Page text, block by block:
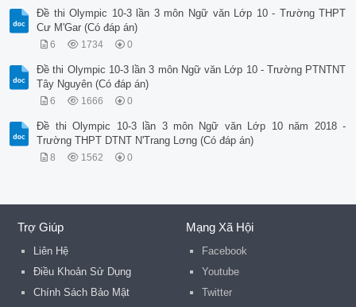
Đề thi Olympic 10-3 lần 3 môn Ngữ văn Lớp 10 - Trường THPT
Cư M'Gar (Có đáp án)
6 1734 0
Đề thi Olympic 10-3 lần 3 môn Ngữ văn Lớp 10 - Trường PTNTNT
Tây Nguyên (Có đáp án)
6 1666 0
Đề thi Olympic 10-3 lần 3 môn Ngữ văn Lớp 10 năm 2018 -
Trường THPT DTNT N'Trang Lơng (Có đáp án)
8 1562 0
Trợ Giúp
Liên Hệ
Điều Khoản Sử Dụng
Chính Sách Bảo Mật
Mạng Xã Hội
Facebook
Youtube
Twitter